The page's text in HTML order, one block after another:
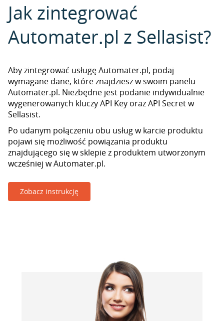
Jak zintegrować
Automater.pl z Sellasist?
Aby zintegrować usługę Automater.pl, podaj
wymagane dane, które znajdziesz w swoim panelu
Automater.pl. Niezbędne jest podanie indywidualnie
wygenerowanych kluczy API Key oraz API Secret w
Sellasist.
Po udanym połączeniu obu usług w karcie produktu
pojawi się możliwość powiązania produktu
znajdującego się w sklepie z produktem utworzonym
wcześniej w Automater.pl.
Zobacz instrukcję